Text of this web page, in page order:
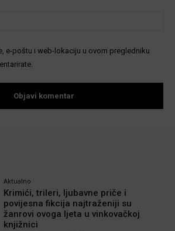
e-poštu i web-lokaciju u ovom pregledniku
Aktualno
Krimići, trileri, ljubavne priče i
povijesna fikcija najtraženiji su
žanrovi ovoga ljeta u vinkovačkoj
knjižnici